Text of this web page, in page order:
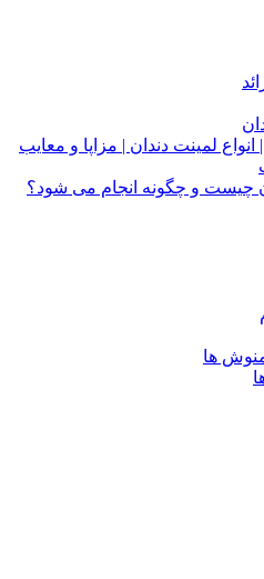
انواع لمینت دندان | مزاپا و معایب
چیست و چگونه انجام می شود؟
ها